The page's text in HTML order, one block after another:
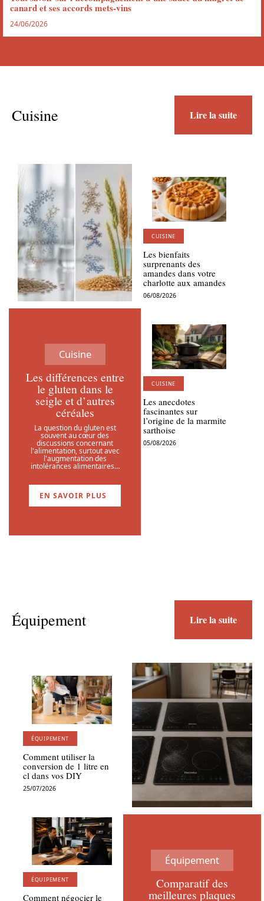
canard et ses accords mets-vins
24/06/2026
Cuisine Lire la suite
Cuisine
Les différences entre
le gluten dans le
seigle et d’autres
céréales
La question du gluten est
souvent au cœur des
discussions concernant
l'alimentation, surtout avec
l'augmentation des
intolérances alimentaires…
EN SAVOIR PLUS
CUISINE
Les bienfaits
surprenants des
amandes dans votre
charlotte aux amandes
06/08/2026
CUISINE
Les anecdotes
fascinantes sur
l’origine de la marmite
sarthoise
05/08/2026
Équipement Lire la suite
ÉQUIPEMENT
Comment utiliser la
conversion de 1 litre en
cl dans vos DIY
25/07/2026
ÉQUIPEMENT
Comment négocier le
Équipement
Comparatif des
meilleures plaques